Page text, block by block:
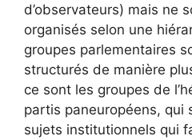
d’observateurs) mais ne
organisés selon une
groupes parlementaires
structurés de manière
ce sont les groupes de
partis paneuropéens, qui
sujets institutionnels qui